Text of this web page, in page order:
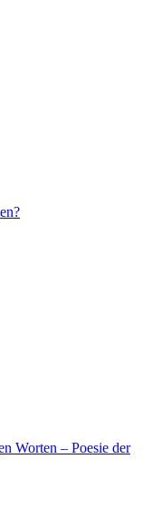
Worten – Poesie der